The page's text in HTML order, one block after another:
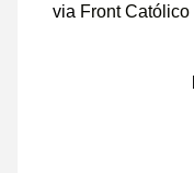
via Front Católico